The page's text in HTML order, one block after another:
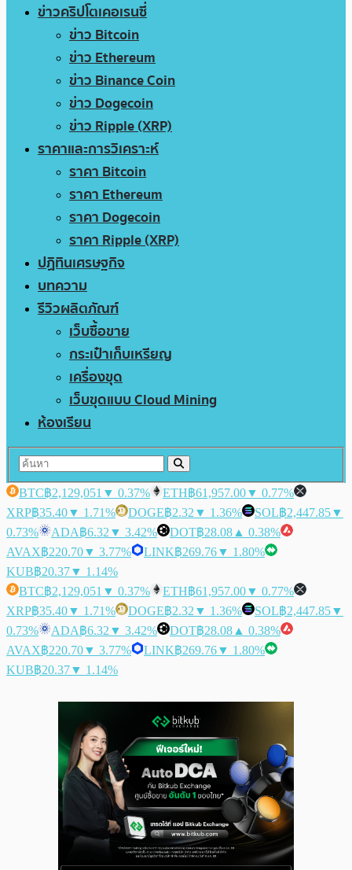
ข่าวคริปโตเคอเรนซี่
ข่าว Bitcoin
ข่าว Ethereum
ข่าว Binance Coin
ข่าว Dogecoin
ข่าว Ripple (XRP)
ราคาและการวิเคราะห์
ราคา Bitcoin
ราคา Ethereum
ราคา Dogecoin
ราคา Ripple (XRP)
ปฏิทินเศรษฐกิจ
บทความ
รีวิวผลิตภัณฑ์
เว็บซื้อขาย
กระเป๋าเก็บเหรียญ
เครื่องขุด
เว็บขุดแบบ Cloud Mining
ห้องเรียน
BTC฿2,129,051 ▼ 0.37% ETH฿61,957.00▼ 0.77%
XRP฿35.40▼ 1.71% DOGE฿2.32 ▼ 1.36% SOL฿2,447.85▼
0.73%
ADA฿6.32 ▼ 3.42% DOT฿28.08 ▲ 0.38%
AVAX฿220.70▼ 3.77% LINK฿269.76▼ 1.80%
KUB฿20.37▼ 1.14%
BTC฿2,129,051 ▼ 0.37% ETH฿61,957.00▼ 0.77%
XRP฿35.40▼ 1.71% DOGE฿2.32 ▼ 1.36% SOL฿2,447.85▼
0.73%
ADA฿6.32 ▼ 3.42% DOT฿28.08 ▲ 0.38%
AVAX฿220.70▼ 3.77% LINK฿269.76▼ 1.80%
KUB฿20.37▼ 1.14%